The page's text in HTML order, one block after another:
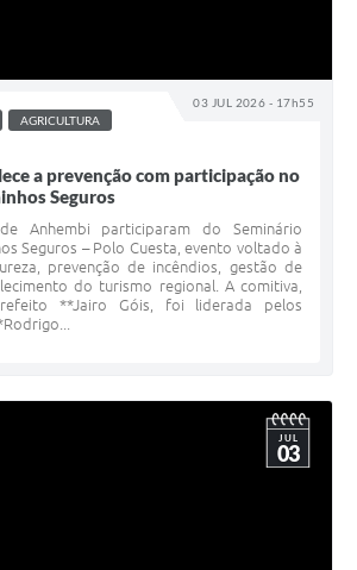
03 JUL 2026 - 17h55
AGRICULTURA
a prevenção com participação no
Seguros
de Anhembi participaram do Seminário
Seguros – Polo Cuesta, evento voltado à
prevenção de incêndios, gestão de
do turismo regional. A comitiva,
**Jairo Góis, foi liderada pelos
JUL
03